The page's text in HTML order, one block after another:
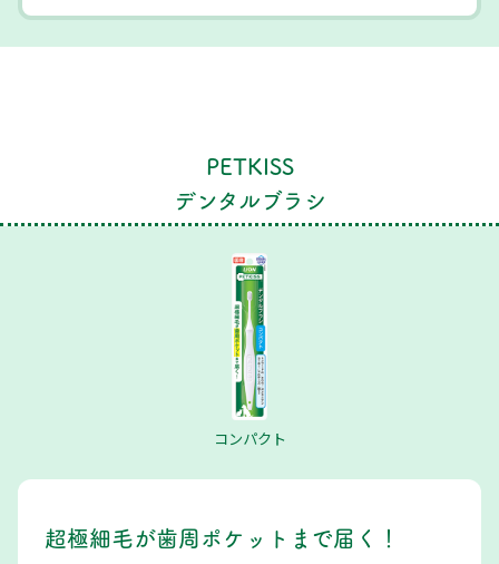
PETKISS
デンタルブラシ
コンパクト
超極細毛が歯周ポケットまで届く！